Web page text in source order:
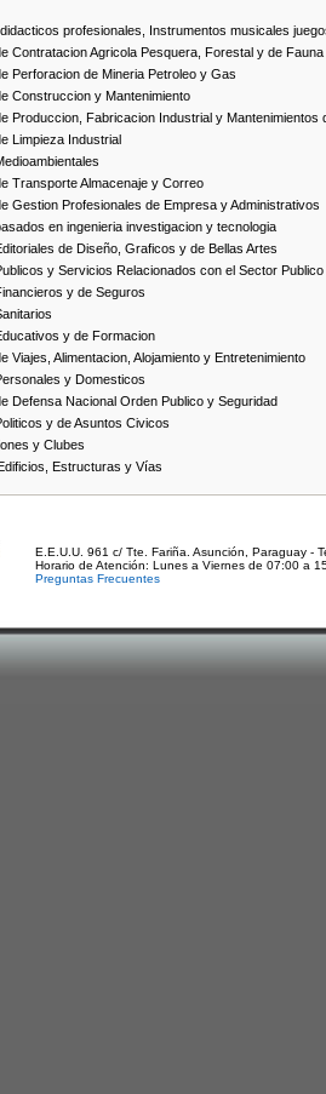
profesionales, Instrumentos musicales
Contratacion Agricola Pesquera, Forestal y de Fauna
Perforacion de Mineria Petroleo y Gas
Construccion y Mantenimiento
Produccion, Fabricacion Industrial y Mantenimientos
Limpieza Industrial
Transporte Almacenaje y Correo
Gestion Profesionales de Empresa y Administrativos
en ingenieria investigacion y tecnologia
de Diseño, Graficos y de Bellas Artes
y Servicios Relacionados con el Sector Publico
y de Seguros
y de Formacion
Viajes, Alimentacion, Alojamiento y Entretenimiento
y Domesticos
Defensa Nacional Orden Publico y Seguridad
y de Asuntos Civicos
y Clubes
Estructuras y Vías
E.E.U.U. 961 c/ Tte. Fariña. Asunción, Paraguay -
Horario de Atención: Lunes a Viernes de 07:00 a
Preguntas Frecuentes